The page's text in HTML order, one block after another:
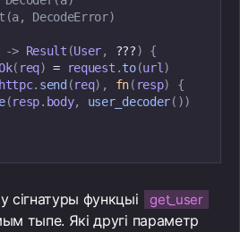
DecodeError)
-> Result (User, ???)
{
( req) = request .to(url )
httpc. send (req) , fn( resp)
{
(resp. body, user_decoder( ))
сігнатуры функцыі get_user
тыпе. Які другі параметр